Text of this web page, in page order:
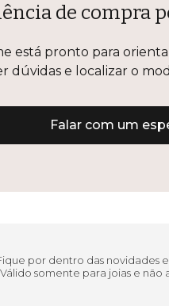
de compra
está pronto para
dúvidas e localizar o
Falar com um
por dentro das novidades
somente para joias e